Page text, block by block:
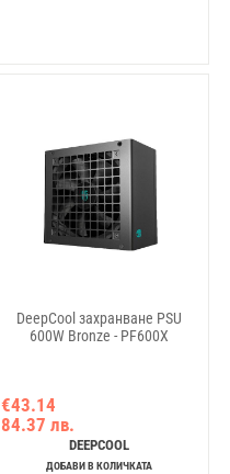
DeepCool захранване PSU
600W Bronze - PF600X
€43.14
84.37 лв.
DEEPCOOL
ДОБАВИ В КОЛИЧКАТА